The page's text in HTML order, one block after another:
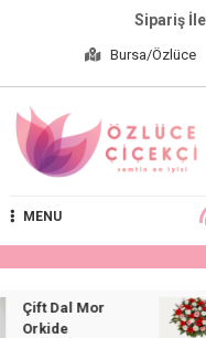
Sipariş
Bursa/Özlüce
Özlüce Çiçekçi
MENU
Dal Mor